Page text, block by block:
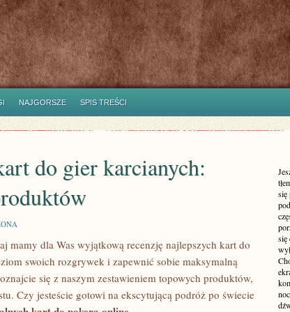
NAJGORSZE SPIS TREŚCI
do gier karcianych:
⁤mamy ⁣dla Was ⁢wyjątkową⁢ recenzję najlepszych kart do
swoich ‍rozgrywek i⁣ zapewnić sobie maksymalną⁤
‍się‍ z naszym zestawieniem topowych⁤ produktów,
Czy jesteście ​gotowi na ekscytującą podróż​ po świecie
się
się